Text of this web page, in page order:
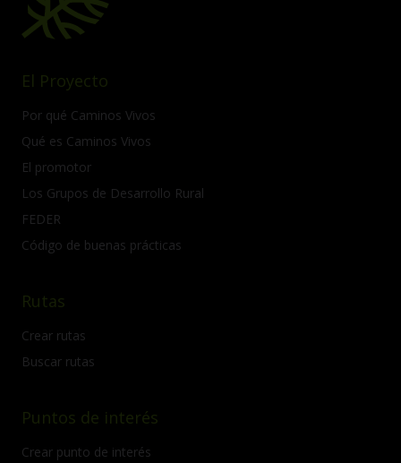
El Proyecto
Por qué Caminos Vivos
Qué es Caminos Vivos
El promotor
Los Grupos de Desarrollo Rural
FEDER
Código de buenas prácticas
Rutas
Crear rutas
Buscar rutas
Puntos de interés
Crear punto de interés